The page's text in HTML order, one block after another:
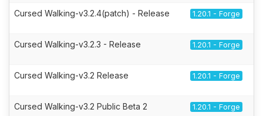
Cursed Walking-v3.2.4(patch) - Release 1.20.1 - Forge
Cursed Walking-v3.2.3 - Release 1.20.1 - Forge
Cursed Walking-v3.2 Release 1.20.1 - Forge
Cursed Walking-v3.2 Public Beta 2 1.20.1 - Forge